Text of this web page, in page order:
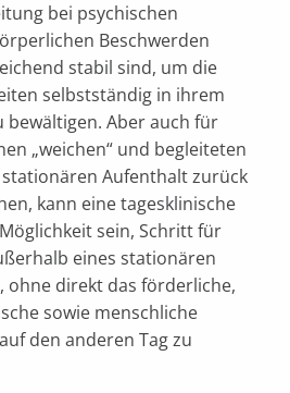
bei psychischen
Beschwerden
stabil sind, um die
selbstständig in ihrem
bewältigen. Aber auch für
„weichen“ und begleiteten
Aufenthalt zurück
kann eine tagesklinische
sein, Schritt für
eines stationären
ohne direkt das förderliche,
sowie menschliche
den anderen Tag zu